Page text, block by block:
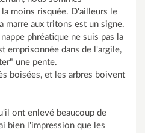
moins risquée. D'ailleurs le
marre aux tritons est un signe.
phréatique ne suis pas la
emprisonnée dans de l'argile,
une pente.
boisées, et les arbres boivent
ont enlevé beaucoup de
bien l'impression que les